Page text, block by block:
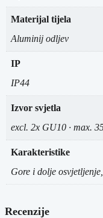
Materijal tijela
Aluminij odljev
IP
IP44
Izvor svjetla
excl. 2x GU10 · max.
Karakteristike
Gore i dolje
Recenzije